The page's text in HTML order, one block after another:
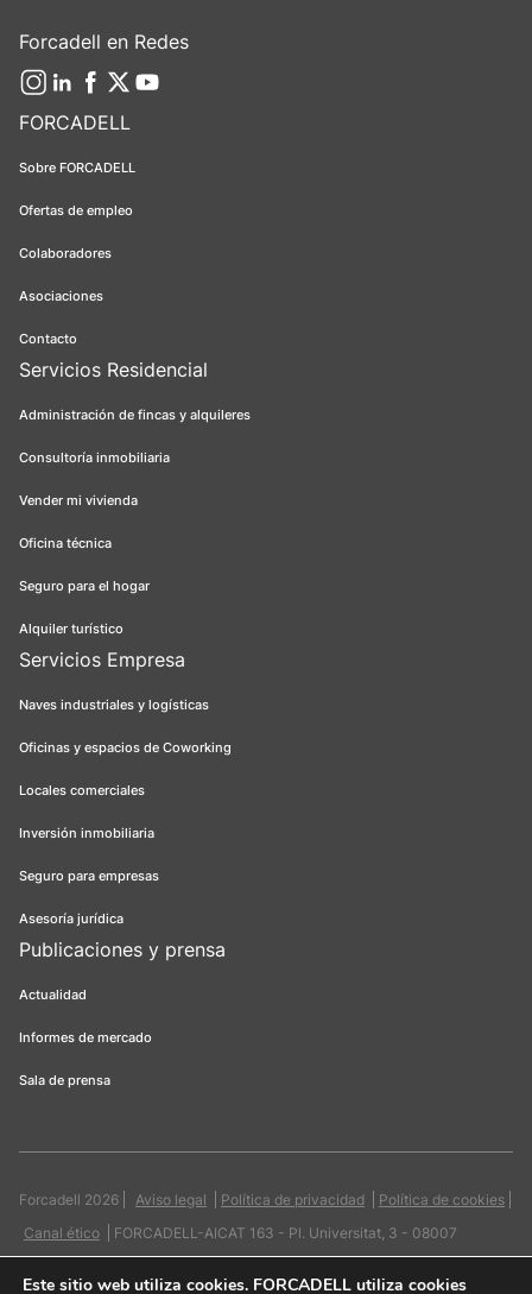
FORCADELL
Sobre FORCADELL
Ofertas de empleo
Colaboradores
Asociaciones
Contacto
Servicios Residencial
Administración de fincas y alquileres
Consultoría inmobiliaria
Vender mi vivienda
Oficina técnica
Seguro para el hogar
Alquiler turístico
Servicios Empresa
Naves industriales y logísticas
Oficinas y espacios de Coworking
Locales comerciales
Inversión inmobiliaria
Seguro para empresas
Asesoría jurídica
Publicaciones y prensa
Actualidad
Informes de mercado
Sala de prensa
Forcadell en Redes
Forcadell 2026 Aviso legal Política de privacidad
Política de cookies
Canal ético
FORCADELL-AICAT 163 - Pl. Universitat, 3 - 08007
Este sitio web utiliza cookies. FORCADELL utiliza cookies